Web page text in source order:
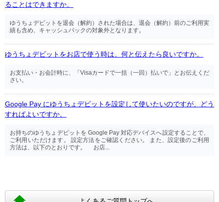
ることはできますか。
ゆうちょデビットを退会（解約）された場合は、退会（解約）前のご利用実
績も含め、キャッシュバックの対象外となります。
ゆうちょデビットをお店で使う時は、何と伝えたら良いですか。
お支払い・お会計時に、「Visaカードで一括（一回）払いで」とお伝えくだ
さい。
Google Pay にゆうちょデビットを設定して使いたいのですが、どう
すればよいですか。
お持ちのゆうちょデビットを Google Pay 対応デバイスへ設定することで、
ご利用いただけます。 設定方法をご確認ください。 また、設定後のご利用
方法は、以下のとおりです。 お店...